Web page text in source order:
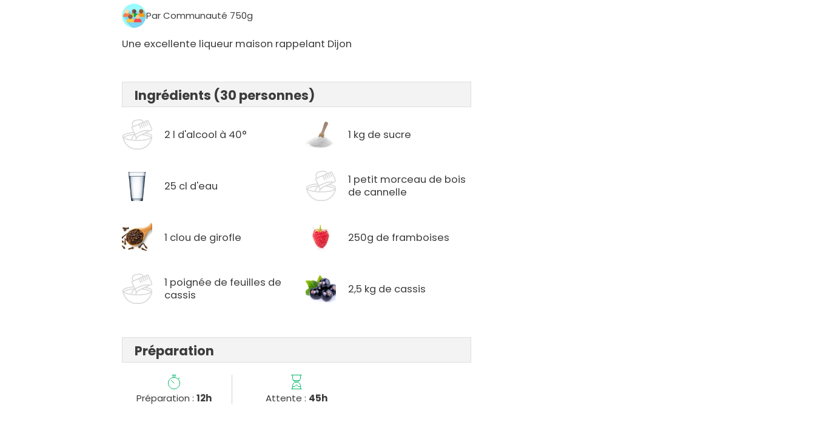
Par Communauté 750g
Une excellente liqueur maison rappelant Dijon
Ingrédients (30 personnes)
2 l d'alcool à 40° 1 kg de sucre
25 cl d'eau
1 petit morceau de bois
de cannelle
1 clou de girofle 250g de framboises
1 poignée de feuilles de
cassis
2,5 kg de cassis
Préparation
Préparation :12h Attente : 45h